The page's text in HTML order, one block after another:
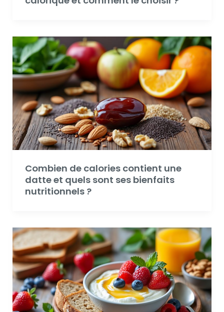
Combien de calories contient une
datte et quels sont ses bienfaits
nutritionnels ?